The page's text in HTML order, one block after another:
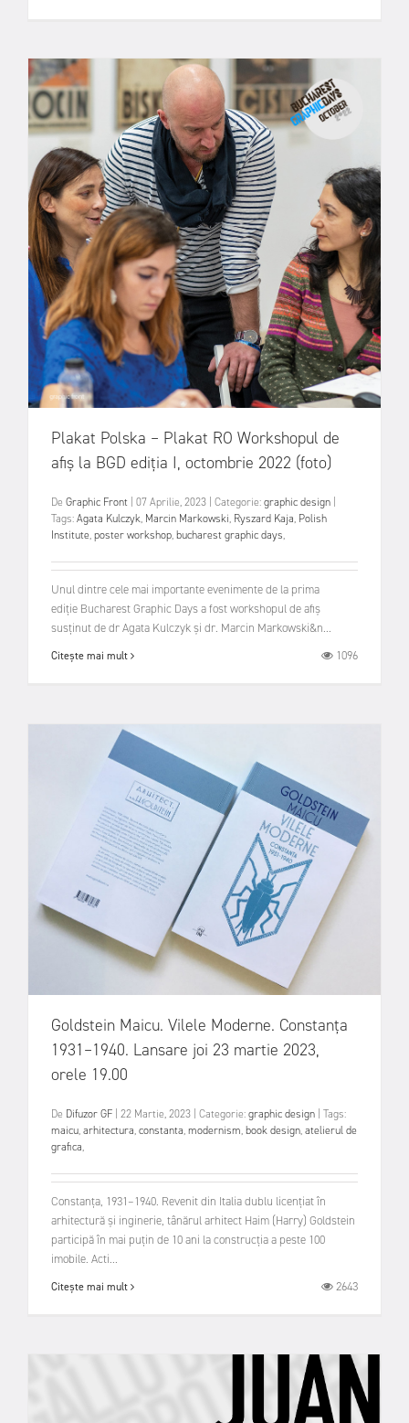
Plakat Polska – Plakat RO Workshopul de
afiș la BGD ediția I, octombrie 2022 (foto)
De Graphic Front 07 Aprilie, 2023 Categorie:graphic design
Tags:Agata Kulczyk, Marcin Markowski, Ryszard Kaja, Polish
Institute,poster workshop,bucharest graphic days,
Unul dintre cele mai importante evenimente de la prima
ediție Bucharest Graphic Days a fost workshopul de afiș
susținut de dr Agata Kulczyk și dr. Marcin Markowski&n...
Citește mai mult 1096
Goldstein Maicu. Vilele Moderne. Constanța
1931–1940. Lansare joi 23 martie 2023,
orele 19.00
De Difuzor GF 22 Martie, 2023 Categorie:graphic design Tags:
maicu,arhitectura,constanta,modernism,book design,atelierul de
grafica,
Constanța, 1931–1940. Revenit din Italia dublu licențiat în
arhitectură și inginerie, tânărul arhitect Haim (Harry) Goldstein
participă în mai puțin de 10 ani la construcția a peste 100
imobile. Acti...
Citește mai mult 2643